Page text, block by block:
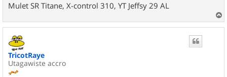
Mulet SR Titane, X-control 310, YT Jeffsy 29 AL
a
TricotRaye
Utagawiste accro